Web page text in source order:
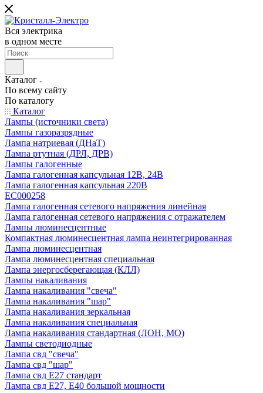
Вся электрика
в одном месте
Каталог
По всему сайту
По каталогу
Каталог
Лампы (источники света)
Лампы газоразрядные
Лампа натриевая (ДНаТ)
Лампа ртутная (ДРЛ, ДРВ)
Лампы галогенные
Лампа галогенная капсульная 12В, 24В
Лампа галогенная капсульная 220В
EC000258
Лампа галогенная сетевого напряжения линейная
Лампа галогенная сетевого напряжения с отражателем
Лампы люминесцентные
Компактная люминесцентная лампа неинтегрированная
Лампа люминесцентная
Лампа люминесцентная специальная
Лампа энергосберегающая (КЛЛ)
Лампы накаливания
Лампа накаливания "свеча"
Лампа накаливания "шар"
Лампа накаливания зеркальная
Лампа накаливания специальная
Лампа накаливания стандартная (ЛОН, МО)
Лампы светодиодные
Лампа свд "свеча"
Лампа свд "шар"
Лампа свд E27 стандарт
Лампа свд E27, Е40 большой мощности